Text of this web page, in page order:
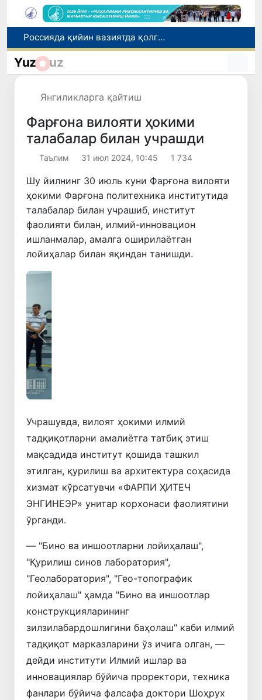
2030 йилгача хавфли чиқиндиларни қайта ишлаш даражаси 20 фоизга етказилади
Ўзбекистон илк бор Халқаро информатика олимпиадаси — IOI 2026га мезбонлик қилади
Yuz uz
Янгиликларга қайтиш
Фарғона вилояти ҳокими
талабалар билан учрашди
Таълим 31 июл 2024, 10:45 1 734
Шу йилнинг 30 июль куни Фарғона вилояти
ҳокими Фарғона политехника институтида
талабалар билан учрашиб, институт
фаолияти билан, илмий-инновацион
ишланмалар, амалга оширилаётган
лойиҳалар билан яқиндан танишди.
Олдинги
Учрашувда, вилоят ҳокими илмий
тадқиқотларни амалиётга татбиқ этиш
мақсадида институт қошида ташкил
этилган, қурилиш ва архитектура соҳасида
хизмат кўрсатувчи «ФАРПИ ҲИТEЧ
ЭНГИНEЭР» унитар корхонаси фаолиятини
ўрганди.
— "Бино ва иншоотларни лойиҳалаш",
"Қурилиш синов лаборатория",
"Геолаборатория", "Гео-топографик
лойиҳалаш" ҳамда "Бино ва иншоотлар
конструкцияларининг
зилзилабардошлигини баҳолаш" каби илмий
тадқиқот марказларини ўз ичига олган, —
дейди институти Илмий ишлар ва
инновациялар бўйича проректори, техника
фанлари бўйича фалсафа доктори Шоҳрух